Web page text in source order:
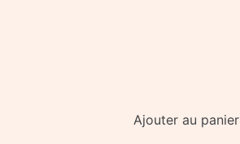
Ajouter au panier